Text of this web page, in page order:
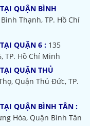
QUẬN BÌNH
Thạnh, TP. Hồ Chí
QUẬN 6 : 135
TP. Hồ Chí Minh
QUẬN THỦ
Quận Thủ Đức, TP.
QUẬN BÌNH TÂN :
Hòa, Quận Bình Tân